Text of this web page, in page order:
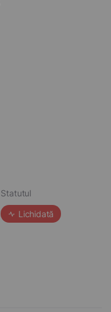
Statutul
Lichidată